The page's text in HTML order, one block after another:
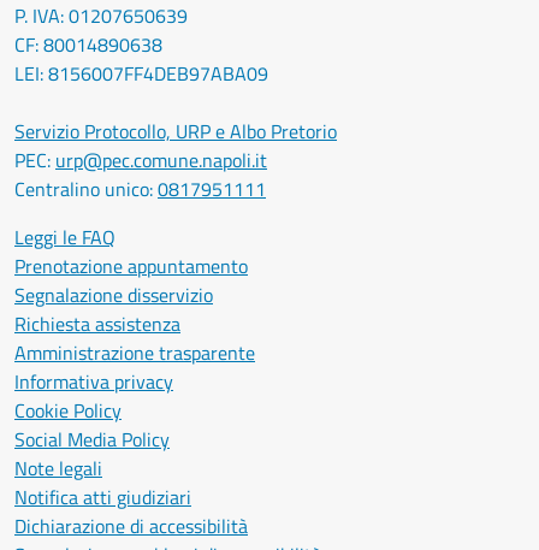
P. IVA: 01207650639
CF: 80014890638
LEI: 8156007FF4DEB97ABA09
Servizio Protocollo, URP e Albo Pretorio
PEC: urp@pec.comune.napoli.it
Centralino unico:0817951111
Leggi le FAQ
Prenotazione appuntamento
Segnalazione disservizio
Richiesta assistenza
Amministrazione trasparente
Informativa privacy
Cookie Policy
Social Media Policy
Note legali
Notifica atti giudiziari
Dichiarazione di accessibilità